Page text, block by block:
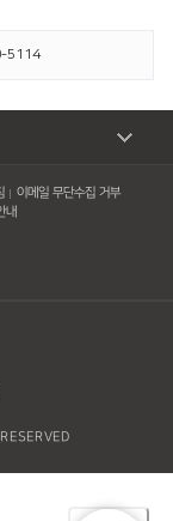
5114
이메일 무단수집 거부
내